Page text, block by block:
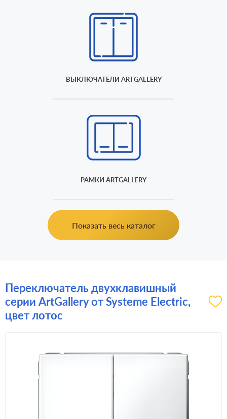
ВЫКЛЮЧАТЕЛИ ARTGALLERY
РАМКИ ARTGALLERY
Показать весь каталог
Переключатель двухклавишный
серии ArtGallery от Systeme Electric,
цвет лотос